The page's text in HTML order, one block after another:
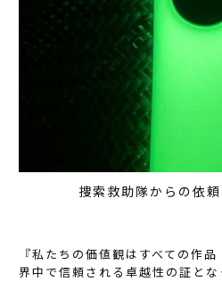
捜索救助隊からの依
『私たちの価値観はすべての作
界中で信頼される卓越性の証とな